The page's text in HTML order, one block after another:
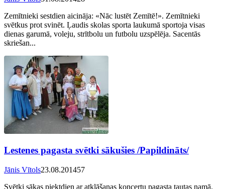
Zemītnieki sestdien aicināja: «Nāc lustēt Zemītē!». Zemītnieki
svētkus prot svinēt. Ļaudis skolas sporta laukumā sportoja visas
dienas garumā, voleju, strītbolu un futbolu uzspēlēja. Sacentās
skriešan...
Lestenes pagasta svētki sākušies /Papildināts/
Jānis Vītols23.08.201457
Svētki sākas piektdien ar atklāšanas koncertu pagasta tautas namā.